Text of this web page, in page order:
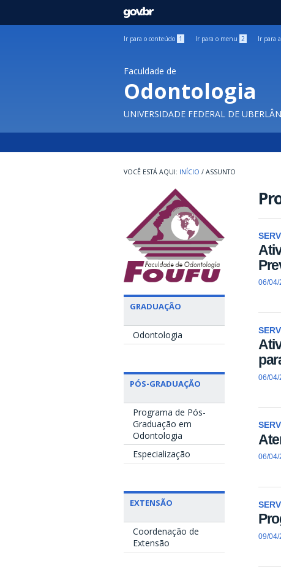
GOVBR
Ir para o conteúdo 1 Ir para o menu 2 Ir para
Faculdade de
Odontologia
UNIVERSIDADE FEDERAL DE
INÍCIO / ASSUNTO
GRADUAÇÃO
Odontologia
PÓS-GRADUAÇÃO
Programa de Pós-
Graduação em
Odontologia
Especialização
EXTENSÃO
Coordenação de
Extensão
06/04/
06/04/
06/04/
09/04/